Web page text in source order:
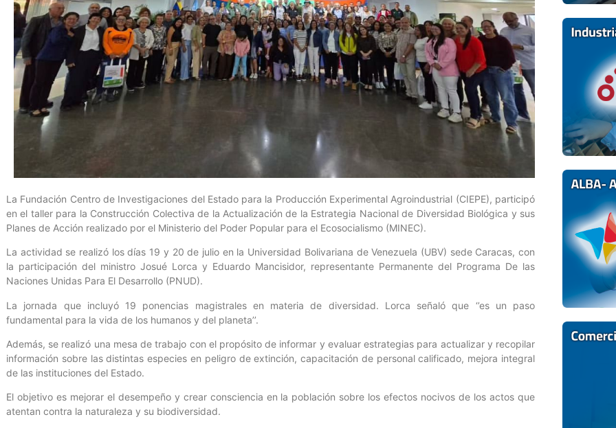
La Fundación Centro de Investigaciones del Estado para la Producción Experimental Agroindustrial (CIEPE), participó
en el taller para la Construcción Colectiva de la Actualización de la Estrategia Nacional de Diversidad Biológica y sus
Planes de Acción realizado por el Ministerio del Poder Popular para el Ecosocialismo (MINEC).
La actividad se realizó los días 19 y 20 de julio en la Universidad Bolivariana de Venezuela (UBV) sede Caracas, con
la participación del ministro Josué Lorca y Eduardo Mancisidor, representante Permanente del Programa De las
Naciones Unidas Para El Desarrollo (PNUD).
La jornada que incluyó 19 ponencias magistrales en materia de diversidad. Lorca señaló que ‘’es un paso
fundamental para la vida de los humanos y del planeta’’.
Además, se realizó una mesa de trabajo con el propósito de informar y evaluar estrategias para actualizar y recopilar
información sobre las distintas especies en peligro de extinción, capacitación de personal calificado, mejora integral
de las instituciones del Estado.
El objetivo es mejorar el desempeño y crear consciencia en la población sobre los efectos nocivos de los actos que
atentan contra la naturaleza y su biodiversidad.